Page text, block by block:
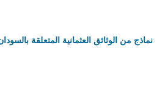
نماذج من الوثائق العثمانية المتعلقة